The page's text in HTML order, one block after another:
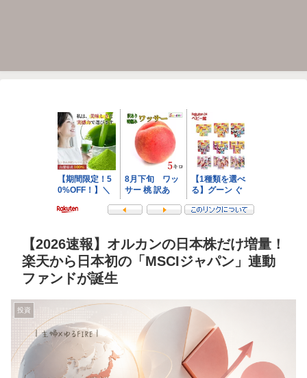
【2026速報】オルカンの日本株だけ増量！
楽天から日本初の「MSCIジャパン」連動
ファンドが誕生
投資